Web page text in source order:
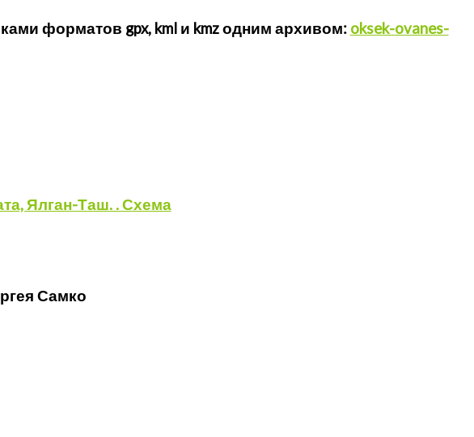
форматов gpx, kml и kmz одним архивом: oksek-ovanes-
Самко